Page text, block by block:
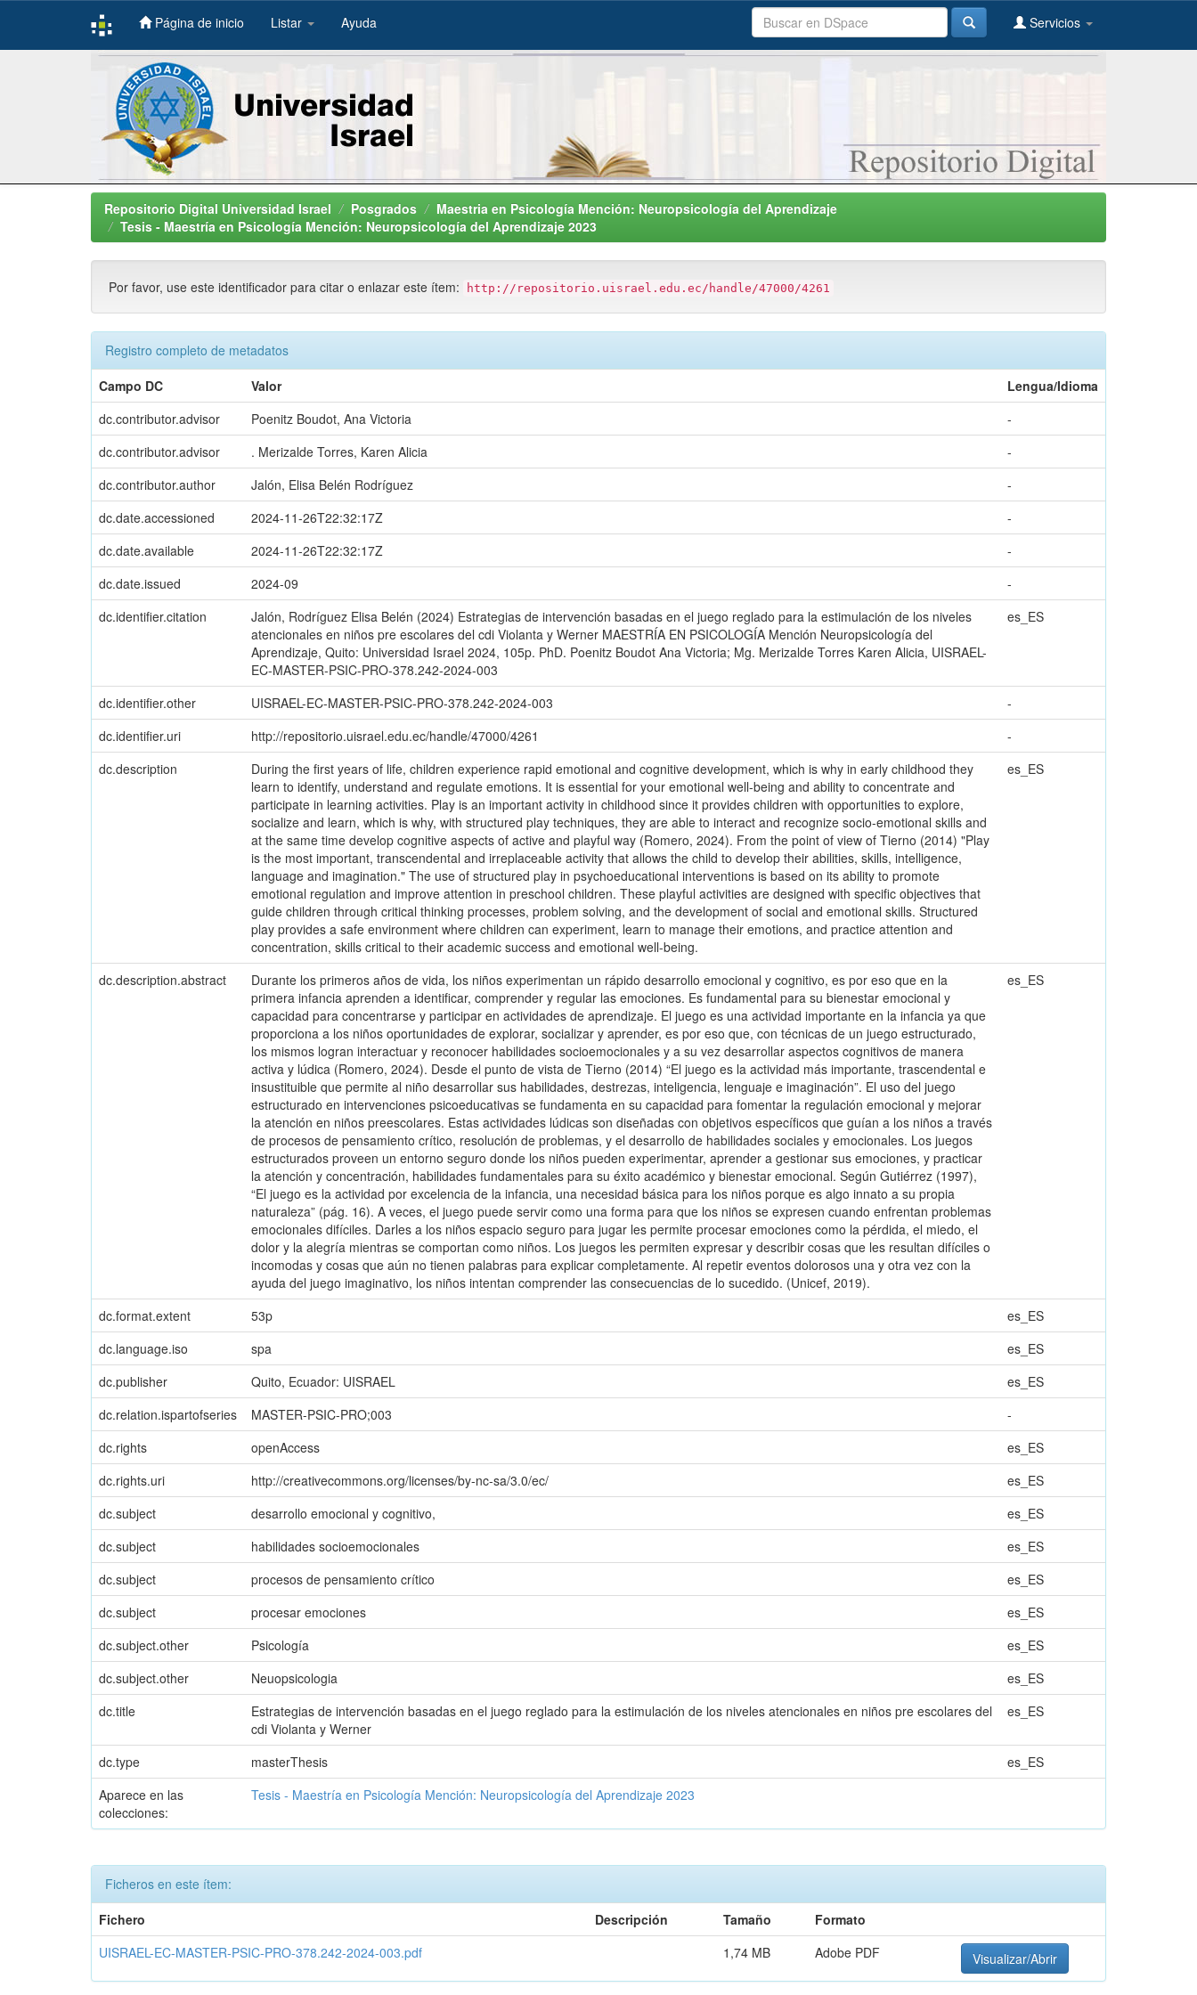
Skip
Página de inicio Listar Ayuda Servicios
Repositorio Digital Universidad Israel Posgrados
Maestria en Psicología Mención: Neuropsicología del Aprendizaje
Tesis - Maestría en Psicología Mención: Neuropsicología del Aprendizaje 2023
Por favor, use este identificador para citar o enlazar este ítem: http://repositorio.uisrael.edu.ec/handle/47000/4261
Registro completo de metadatos
Campo DC
Valor
Lengua/Idioma
dc.contributor.advisor
Poenitz Boudot, Ana Victoria
-
dc.contributor.advisor
. Merizalde Torres, Karen Alicia
-
dc.contributor.author
Jalón, Elisa Belén Rodríguez
-
dc.date.accessioned
2024-11-26T22:32:17Z
-
dc.date.available
2024-11-26T22:32:17Z
-
dc.date.issued
2024-09
-
dc.identifier.citation
Jalón, Rodríguez Elisa Belén (2024) Estrategias de intervención basadas en el juego reglado para la estimulación de los niveles
atencionales en niños pre escolares del cdi Violanta y Werner MAESTRÍA EN PSICOLOGÍA Mención Neuropsicología del
Aprendizaje, Quito: Universidad Israel 2024, 105p. PhD. Poenitz Boudot Ana Victoria; Mg. Merizalde Torres Karen Alicia, UISRAEL-
EC-MASTER-PSIC-PRO-378.242-2024-003
es_ES
dc.identifier.other UISRAEL-EC-MASTER-PSIC-PRO-378.242-2024-003
-
dc.identifier.uri
http://repositorio.uisrael.edu.ec/handle/47000/4261
-
dc.description
During the first years of life, children experience rapid emotional and cognitive development, which is why in early childhood they
learn to identify, understand and regulate emotions. It is essential for your emotional well-being and ability to concentrate and
participate in learning activities. Play is an important activity in childhood since it provides children with opportunities to explore,
socialize and learn, which is why, with structured play techniques, they are able to interact and recognize socio-emotional skills and
at the same time develop cognitive aspects of active and playful way (Romero, 2024). From the point of view of Tierno (2014) "Play
is the most important, transcendental and irreplaceable activity that allows the child to develop their abilities, skills, intelligence,
language and imagination." The use of structured play in psychoeducational interventions is based on its ability to promote
emotional regulation and improve attention in preschool children. These playful activities are designed with specific objectives that
guide children through critical thinking processes, problem solving, and the development of social and emotional skills. Structured
play provides a safe environment where children can experiment, learn to manage their emotions, and practice attention and
concentration, skills critical to their academic success and emotional well-being.
es_ES
dc.description.abstract
Durante los primeros años de vida, los niños experimentan un rápido desarrollo emocional y cognitivo, es por eso que en la
primera infancia aprenden a identificar, comprender y regular las emociones. Es fundamental para su bienestar emocional y
capacidad para concentrarse y participar en actividades de aprendizaje. El juego es una actividad importante en la infancia ya que
proporciona a los niños oportunidades de explorar, socializar y aprender, es por eso que, con técnicas de un juego estructurado,
los mismos logran interactuar y reconocer habilidades socioemocionales y a su vez desarrollar aspectos cognitivos de manera
activa y lúdica (Romero, 2024). Desde el punto de vista de Tierno (2014) “El juego es la actividad más importante, trascendental e
insustituible que permite al niño desarrollar sus habilidades, destrezas, inteligencia, lenguaje e imaginación”. El uso del juego
estructurado en intervenciones psicoeducativas se fundamenta en su capacidad para fomentar la regulación emocional y mejorar
la atención en niños preescolares. Estas actividades lúdicas son diseñadas con objetivos específicos que guían a los niños a través
de procesos de pensamiento crítico, resolución de problemas, y el desarrollo de habilidades sociales y emocionales. Los juegos
estructurados proveen un entorno seguro donde los niños pueden experimentar, aprender a gestionar sus emociones, y practicar
la atención y concentración, habilidades fundamentales para su éxito académico y bienestar emocional. Según Gutiérrez (1997),
“El juego es la actividad por excelencia de la infancia, una necesidad básica para los niños porque es algo innato a su propia
naturaleza” (pág. 16). A veces, el juego puede servir como una forma para que los niños se expresen cuando enfrentan problemas
emocionales difíciles. Darles a los niños espacio seguro para jugar les permite procesar emociones como la pérdida, el miedo, el
dolor y la alegría mientras se comportan como niños. Los juegos les permiten expresar y describir cosas que les resultan difíciles o
incomodas y cosas que aún no tienen palabras para explicar completamente. Al repetir eventos dolorosos una y otra vez con la
ayuda del juego imaginativo, los niños intentan comprender las consecuencias de lo sucedido. (Unicef, 2019).
es_ES
dc.format.extent 53p
es_ES
dc.language.iso
spa
es_ES
dc.publisher
Quito, Ecuador: UISRAEL
es_ES
dc.relation.ispartofseries
MASTER-PSIC-PRO;003
-
dc.rights
openAccess
es_ES
dc.rights.uri
http://creativecommons.org/licenses/by-nc-sa/3.0/ec/
es_ES
dc.subject
desarrollo emocional y cognitivo,
es_ES
dc.subject
habilidades socioemocionales
es_ES
dc.subject
procesos de pensamiento crítico
es_ES
dc.subject
procesar emociones
es_ES
dc.subject.other
Psicología
es_ES
dc.subject.other
Neuopsicologia
es_ES
dc.title
Estrategias de intervención basadas en el juego reglado para la estimulación de los niveles atencionales en niños pre escolares del
cdi Violanta y Werner
es_ES
dc.type masterThesis
es_ES
Aparece en las
colecciones:
Tesis - Maestría en Psicología Mención: Neuropsicología del Aprendizaje 2023
Ficheros en este ítem:
Fichero
Descripción Tamaño
Formato
UISRAEL-EC-MASTER-PSIC-PRO-378.242-2024-003.pdf
1,74 MB Adobe PDF Visualizar/Abrir